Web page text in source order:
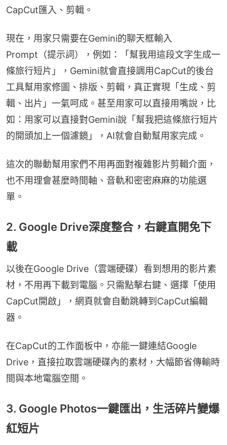
CapCut匯入、剪輯。
現在，用家只需要在Gemini的聊天框輸入
Prompt（提示詞），例如：「幫我用這段文字生成一
條旅行短片」，Gemini就會直接調用CapCut的後台
工具幫用家修圖、排版、剪輯，真正實現「生成、剪
輯、出片」一氣呵成。甚至用家可以直接用嘴說，比
如：用家可以直接對Gemini說「幫我把這條旅行短片
的開頭加上一個濾鏡」，AI就會自動幫用家完成。
這次的聯動幫用家們不用再面對複雜影片剪輯介面，
也不用理會甚麼時間軸、音軌和密密麻麻的功能選
單。
2. Google Drive深度整合，右鍵直開免下
載
以後在Google Drive（雲端硬碟）看到想用的影片素
材，不用再下載到電腦。只需點擊右鍵、選擇「使用
CapCut開啟」，網頁就會自動跳轉到CapCut編輯
器。
在CapCut的工作面板中，亦能一鍵連結Google
Drive，直接拉取雲端硬碟內的素材，大幅節省傳輸時
間與本地電腦空間。
3. Google Photos一鍵匯出，生活碎片變爆
紅短片